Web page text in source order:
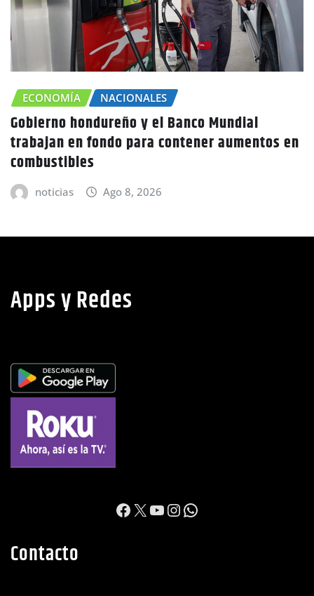
en
CHOLUTECA ZONA SUR
Canícula agravaría la sequía en Honduras
advierte Copeco
noticias Ago 8, 2026
Apps y Redes
https://
X YouTube
Instagram
WhatsApp
Contacto